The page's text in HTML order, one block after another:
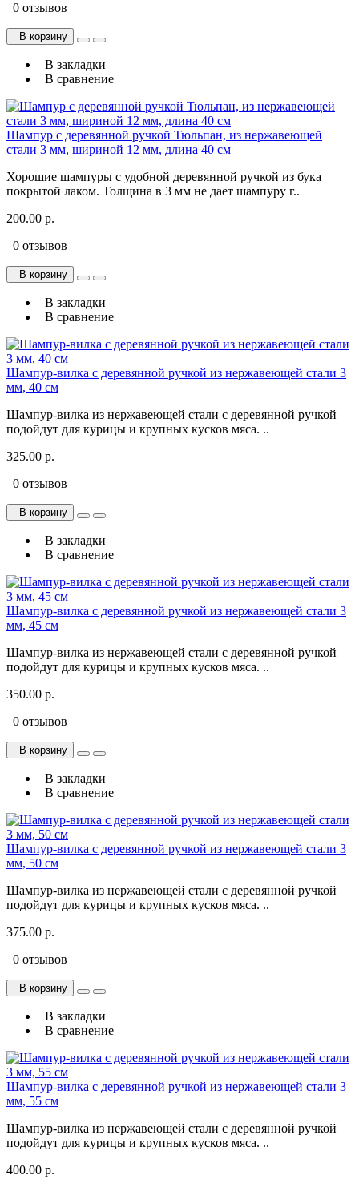
0 отзывов
В корзину
В закладки
В сравнение
Шампур с деревянной ручкой Тюльпан, из нержавеющей
стали 3 мм, шириной 12 мм, длина 40 см
Хорошие шампуры с удобной деревянной ручкой из бука
покрытой лаком. Толщина в 3 мм не дает шампуру г..
200.00 р.
0 отзывов
В корзину
В закладки
В сравнение
Шампур-вилка с деревянной ручкой из нержавеющей стали 3
мм, 40 см
Шампур-вилка из нержавеющей стали с деревянной ручкой
подойдут для курицы и крупных кусков мяса. ..
325.00 р.
0 отзывов
В корзину
В закладки
В сравнение
Шампур-вилка с деревянной ручкой из нержавеющей стали 3
мм, 45 см
Шампур-вилка из нержавеющей стали с деревянной ручкой
подойдут для курицы и крупных кусков мяса. ..
350.00 р.
0 отзывов
В корзину
В закладки
В сравнение
Шампур-вилка с деревянной ручкой из нержавеющей стали 3
мм, 50 см
Шампур-вилка из нержавеющей стали с деревянной ручкой
подойдут для курицы и крупных кусков мяса. ..
375.00 р.
0 отзывов
В корзину
В закладки
В сравнение
Шампур-вилка с деревянной ручкой из нержавеющей стали 3
мм, 55 см
Шампур-вилка из нержавеющей стали с деревянной ручкой
подойдут для курицы и крупных кусков мяса. ..
400.00 р.